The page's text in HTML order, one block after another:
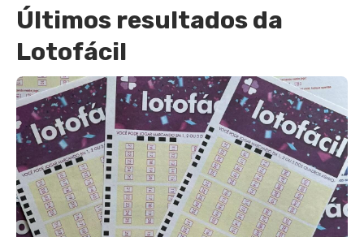
Últimos resultados da
Lotofácil